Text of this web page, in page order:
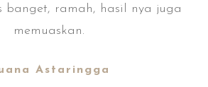
banget, ramah, hasil nya juga
memuaskan.
Astaringga